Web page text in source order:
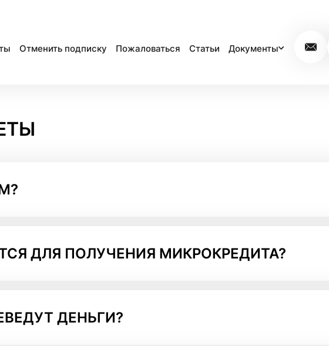
Отменить подписку Пожаловаться Статьи Документы
ДЛЯ ПОЛУЧЕНИЯ МИКРОКРЕДИТА?
ДЕНЬГИ?